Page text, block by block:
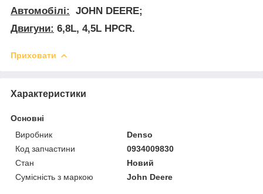
Автомобілі:
JOHN DEERE;
Двигуни: 6,8L, 4,5L HPCR.
Приховати
Характеристики
Основні
Виробник
Denso
Код запчастини
0934009830
Стан
Новий
Сумісність з маркою
John Deere